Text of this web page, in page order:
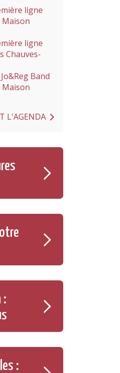
ligne
Maison
ligne
Chauves-
Band
Maison
L'AGENDA
:
: